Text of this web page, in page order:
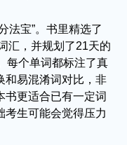
法宝”。书里精选了
汇，并规划了21天的
每个单词都标注了真
和易混淆词对比，非
书更适合已有一定词
考生可能会觉得压力